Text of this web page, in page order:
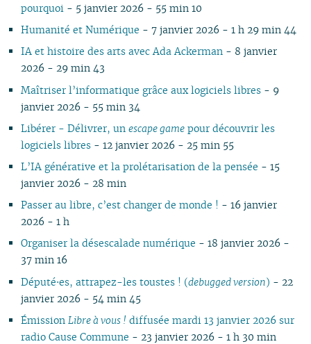
pourquoi - 5 janvier 2026 - 55 min 10
Humanité et Numérique - 7 janvier 2026 - 1 h 29 min 44
IA et histoire des arts avec Ada Ackerman - 8 janvier
2026 - 29 min 43
Maîtriser l’informatique grâce aux logiciels libres - 9
janvier 2026 - 55 min 34
Libérer - Délivrer, unescape game pour découvrir les
logiciels libres - 12 janvier 2026 - 25 min 55
L’IA générative et la prolétarisation de la pensée - 15
janvier 2026 - 28 min
Passer au libre, c’est changer de monde ! - 16 janvier
2026 - 1 h
Organiser la désescalade numérique - 18 janvier 2026 -
37 min 16
Député⋅es, attrapez-les toustes ! (debugged version) - 22
janvier 2026 - 54 min 45
Émission Libre à vous ! diffusée mardi 13 janvier 2026 sur
radio Cause Commune - 23 janvier 2026 - 1 h 30 min